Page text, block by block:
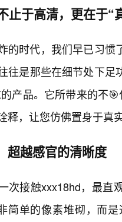
止于高清，更在于“
的时代，我们早已习惯
往是那些在细节处下足
产品。它所带来的不
释，让您仿佛置身于真
超越感官的清晰度
次接触xxx18hd，最直
简单的像素堆砌，而